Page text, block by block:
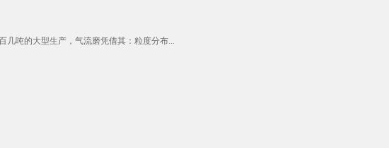
几吨的大型生产，气流磨凭借其：粒度分布...